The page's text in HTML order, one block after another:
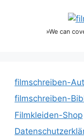
»We can
filmschreiben-
filmschreiben-
Filmkleiden-Shop